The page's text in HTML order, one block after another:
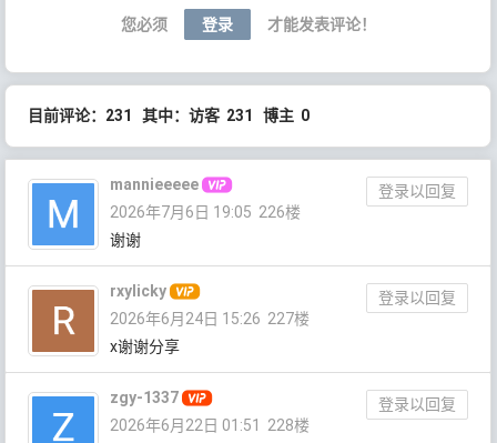
您必须 登录 才能发表评论！
目前评论：231 其中：访客 231 博主 0
mannieeeee
登录以回复
2026年7月6日 19:05 226楼
谢谢
rxylicky
登录以回复
2026年6月24日 15:26 227楼
x谢谢分享
zgy-1337
登录以回复
2026年6月22日 01:51
228楼